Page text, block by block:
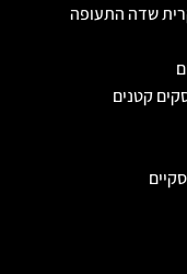
שדה התעופה
קטנים